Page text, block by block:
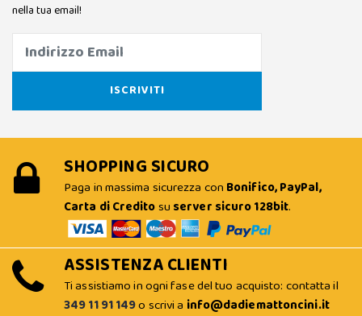
nella tua email!
SHOPPING SICURO
Paga in massima sicurezza con Bonifico, PayPal,
Carta di Creditosu server sicuro 128bit.
ASSISTENZA CLIENTI
Ti assistiamo in ogni fase del tuo acquisto: contatta il
349 11 91 149o scrivi a info@dadiemattoncini.it